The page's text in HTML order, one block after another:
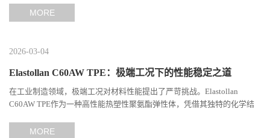
MORE
2026-03-04
Elastollan C60AW TPE：极端工况下的性能稳定之道
在工业制造领域，极端工况对材料性能提出了严苛挑战。Elastollan
C60AW TPE作为一种高性能热塑性聚氨酯弹性体，凭借其独特的化学结
MORE